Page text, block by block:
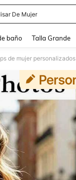
De Mujer
baño Talla Grande
de mujer personalizados